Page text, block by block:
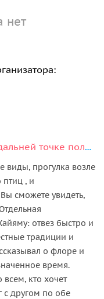
нет
Шахдили: экспедиция к самой дальней точке полуострова
виды, прогулка возле
птиц , и
сможете увидеть,
отвез быстро и
традиции и
о флоре и
время.
всем, кто хочет
с другом по обе